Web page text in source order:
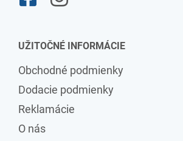
UŽITOČNÉ INFORMÁCIE
Obchodné podmienky
Dodacie podmienky
Reklamácie
O nás